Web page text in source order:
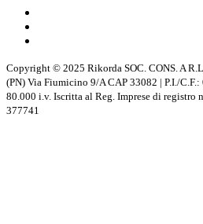
Copyright © 2025 Rikorda SOC. CONS. A
(PN) Via Fiumicino 9/A CAP 33082 | P.I./
80.000 i.v. Iscritta al Reg. Imprese di registro
377741